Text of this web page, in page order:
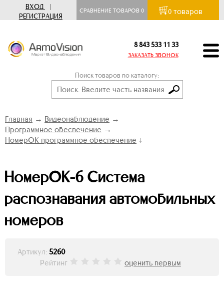
ВХОД
|
РЕГИСТРАЦИЯ
СРАВНЕНИЕ ТОВАРОВ0 0 товаров
8 843 533 11 33
ЗАКАЗАТЬ ЗВОНОК
Поиск товаров по каталогу:
Главная → Видеонаблюдение →
Программное обеспечение →
НомерОК программное обеспечение ↓
НомерОК-6 Система
распознавания автомобильных
номеров
Артикул: 5260
Рейтинг
оценить первым